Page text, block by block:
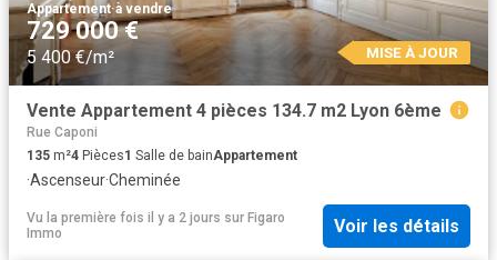
Appartement·à vendre
729 000 €
5 400 €/m² MISE À JOUR
Vente Appartement 4 pièces 134.7 m2 Lyon 6ème
Rue Caponi
135 m²4 Pièces1 Salle de bainAppartement
·Ascenseur·Cheminée
Vu la première fois il y a 2 jours sur Figaro
Immo
Voir les détails